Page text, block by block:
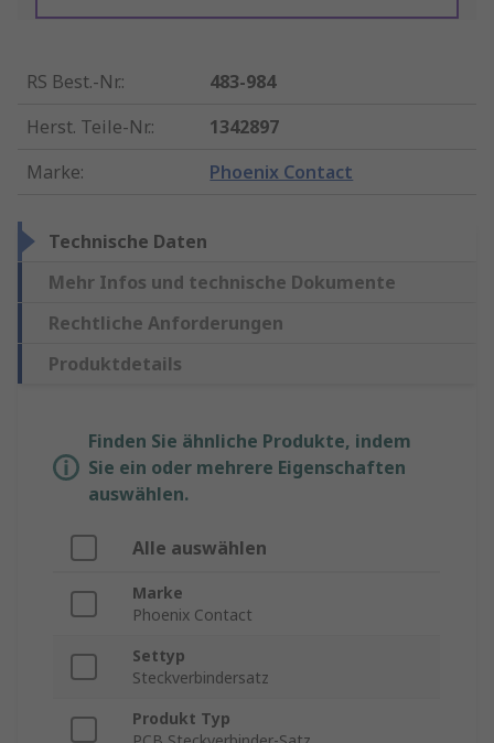
RS Best.-Nr.:
483-984
Herst. Teile-Nr.:
1342897
Marke: Phoenix Contact
Technische Daten
Mehr Infos und technische Dokumente
Rechtliche Anforderungen
Produktdetails
Finden Sie ähnliche Produkte, indem
Sie ein oder mehrere Eigenschaften
auswählen.
Alle auswählen
Marke
Phoenix Contact
Settyp
Steckverbindersatz
Produkt Typ